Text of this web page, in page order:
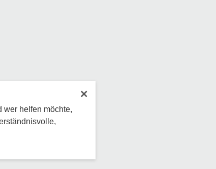
×
wer helfen möchte,